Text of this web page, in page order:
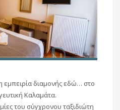
εμπειρία διαμονής εδώ… στο
Καλαμάτα.
του σύγχρονου ταξιδιώτη